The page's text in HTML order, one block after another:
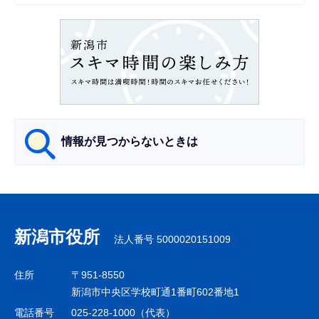
情報が見つからないときは
ナ
ビ
ゲ
シ
新潟市役所 法人番号 5000020151009
住所
〒951-8550
新潟市中央区学校町通1番町602番地1
電話番号
025-228-1000（代表）